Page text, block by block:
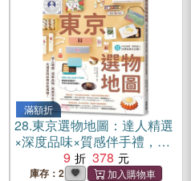
滿額折
28.東京選物地圖：達人精選
×深度品味×質感伴手禮，大
滿足的必買必吃情報！
9 378
庫存：2